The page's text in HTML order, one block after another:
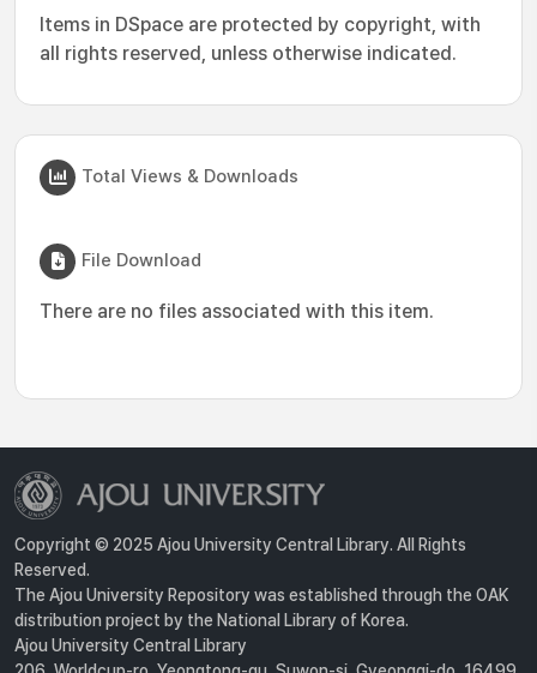
Items in DSpace are protected by copyright, with
all rights reserved, unless otherwise indicated.
Total Views & Downloads
File Download
There are no files associated with this item.
Copyright © 2025 Ajou University Central Library. All Rights
Reserved.
The Ajou University Repository was established through the OAK
distribution project by the National Library of Korea.
Ajou University Central Library